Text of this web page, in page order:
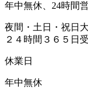
年中無休、24時間
夜間・土日・祝日
２４時間３６５日
休業日
年中無休